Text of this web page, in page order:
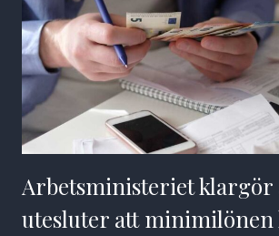
Arbetsministeriet klargör
utesluter att minimilönen